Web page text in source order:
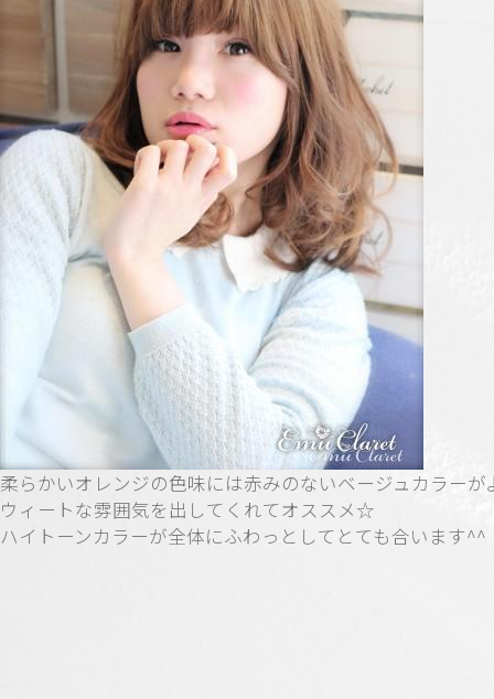
柔らかいオレンジの色味には赤みのないベージュカラーが
ウィートな雰囲気を出してくれてオススメ☆
ハイトーンカラーが全体にふわっとしてとても合います^^